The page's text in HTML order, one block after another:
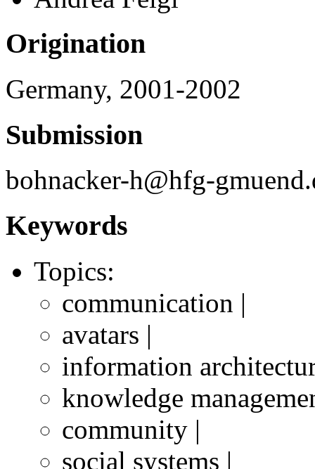
Origination
Germany, 2001-2002
Submission
bohnacker-h@hfg-
Keywords
Topics:
communication |
avatars |
information
knowledge
community |
social systems |